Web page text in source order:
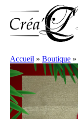
Accueil » Boutique »